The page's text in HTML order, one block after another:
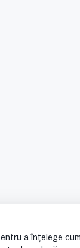
a înțelege